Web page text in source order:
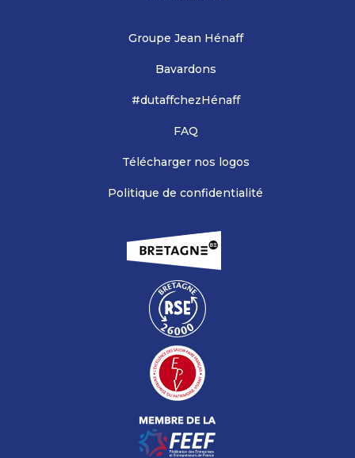
Groupe Jean Hénaff
Bavardons
#dutaffchezHénaff
FAQ
Télécharger nos logos
Politique de confidentialité